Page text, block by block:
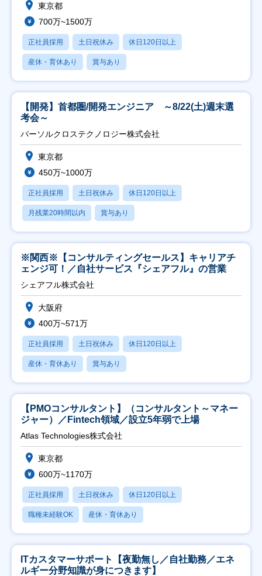
東京都
700万~1500万
正社員採用 土日祝休み 休日120日以上
産休・育休あり 賞与あり
【開発】首都圏/開発エンジニア ～8/22(土)週末選
考会～
パーソルクロステクノロジー株式会社
東京都
450万~1000万
正社員採用 土日祝休み 休日120日以上
月残業20時間以内 賞与あり
※関西※【コンサルティングセールス】キャリアチ
ェンジ可！／自社サービス『シェアフル』の営業
シェアフル株式会社
大阪府
400万~571万
正社員採用 土日祝休み 休日120日以上
産休・育休あり 賞与あり
【PMOコンサルタント】（コンサルタント～マネー
ジャー）／Fintech領域／設立5年弱で上場
Atlas Technologies株式会社
東京都
600万~1170万
正社員採用 土日祝休み 休日120日以上
職種未経験OK 産休・育休あり
ITカスタマーサポート【夜勤無し／自社勤務／エネ
ルギー分野知識が身につきます】